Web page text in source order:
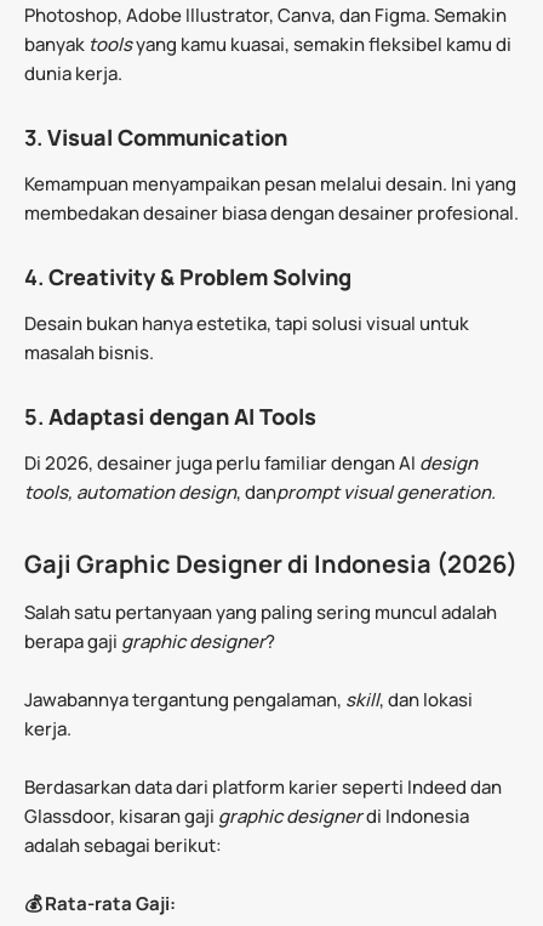
Photoshop, Adobe Illustrator, Canva, dan Figma. Semakin
banyak toolsyang kamu kuasai, semakin fleksibel kamu di
dunia kerja.
3. Visual Communication
Kemampuan menyampaikan pesan melalui desain. Ini yang
membedakan desainer biasa dengan desainer profesional.
4. Creativity & Problem Solving
Desain bukan hanya estetika, tapi solusi visual untuk
masalah bisnis.
5. Adaptasi dengan AI Tools
Di 2026, desainer juga perlu familiar dengan AI design
tools, automation design, danprompt visual generation.
Gaji Graphic Designer di Indonesia (2026)
Salah satu pertanyaan yang paling sering muncul adalah
berapa gaji graphic designer?
Jawabannya tergantung pengalaman, skill, dan lokasi
kerja.
Berdasarkan data dari platform karier seperti Indeed dan
Glassdoor, kisaran gaji graphic designerdi Indonesia
adalah sebagai berikut:
💰 Rata-rata Gaji: